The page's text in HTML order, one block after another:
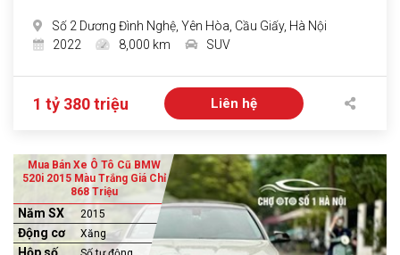
Số 2 Dương Đình Nghệ, Yên Hòa, Cầu Giấy, Hà Nội
2022
8,000 km SUV
1 tỷ 380 triệu Liên hệ
Mua Bán Xe Ô Tô Cũ BMW
520i 2015 Màu Trắng Giá Chỉ
868 Triệu
Năm SX 2015
Động cơ Xăng